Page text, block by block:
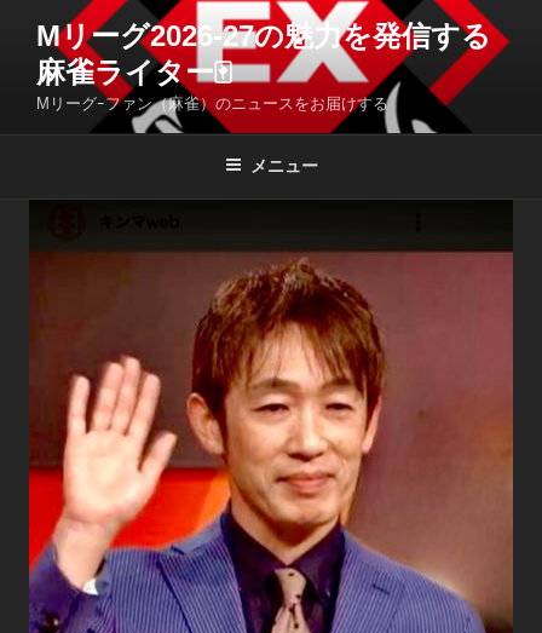
Mリーグ2026-27の魅力を発信する
麻雀ライター🀄️
Mリーグｰファン（麻雀）のニュースをお届けする
メニュー